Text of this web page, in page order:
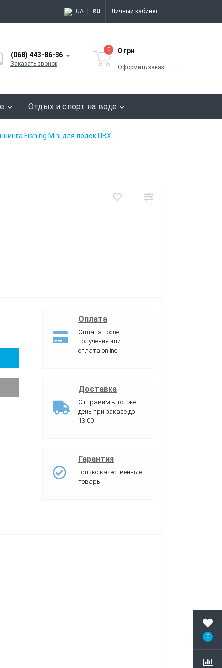
0
UA RU Личный кабинет
(068) 443-86-86
Заказать звонок
0 0 грн
Оформить заказ
Отдых и спорт на воде
Fishing Mini для лодок ПВХ
Оплата
Оплата после
получения или
оплата online
Доставка
Отправим в тот же
день при заказе до
13:00
Гарантия
Только качественные
товары